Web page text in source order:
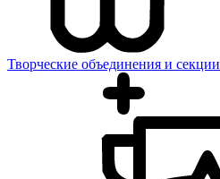
Творческие объединения и секции